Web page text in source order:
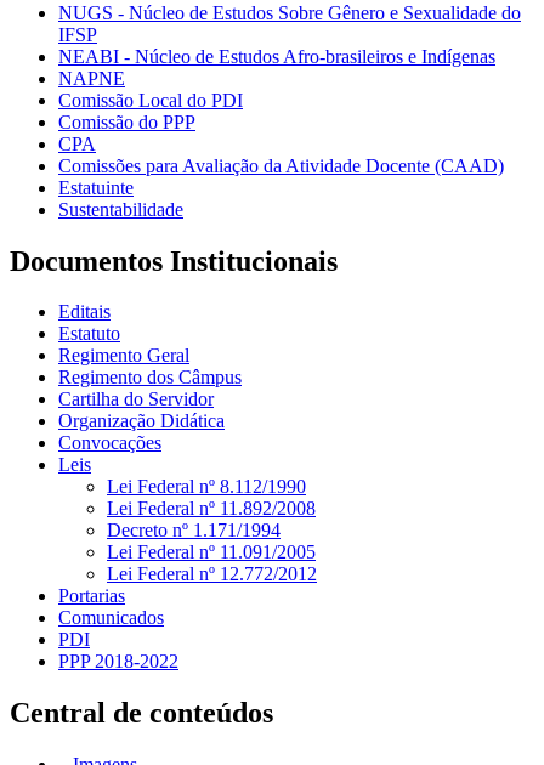
NUGS - Núcleo de Estudos Sobre Gênero e Sexualidade do
IFSP
NEABI - Núcleo de Estudos Afro-brasileiros e Indígenas
NAPNE
Comissão Local do PDI
Comissão do PPP
CPA
Comissões para Avaliação da Atividade Docente (CAAD)
Estatuinte
Sustentabilidade
Documentos Institucionais
Editais
Estatuto
Regimento Geral
Regimento dos Câmpus
Cartilha do Servidor
Organização Didática
Convocações
Leis
Lei Federal nº 8.112/1990
Lei Federal nº 11.892/2008
Decreto nº 1.171/1994
Lei Federal nº 11.091/2005
Lei Federal nº 12.772/2012
Portarias
Comunicados
PDI
PPP 2018-2022
Central de conteúdos